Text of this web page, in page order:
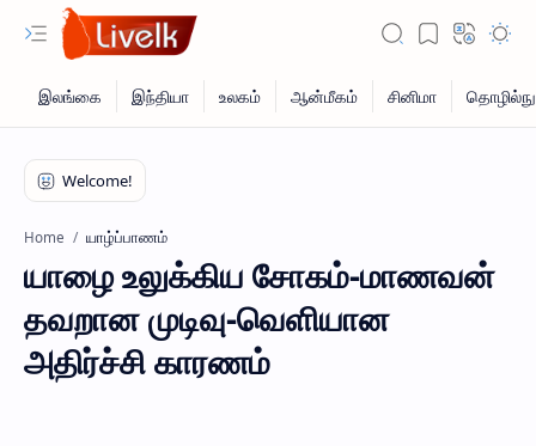
Home யாழ்ப்பாணம்
யாழை உலுக்கிய சோகம்-மாணவன்
தவறான முடிவு-வெளியான
அதிர்ச்சி காரணம்